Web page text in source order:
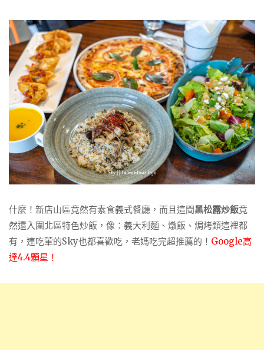
什麼！新店山區竟然有素食義式餐廳，而且這間黑松露炒飯竟
然還入圍北區特色炒飯，像：義大利麵、燉飯、焗烤類這裡都
有，連吃葷的Sky也都喜歡吃，老媽吃完超推薦的！ Google高
達4.4顆星！